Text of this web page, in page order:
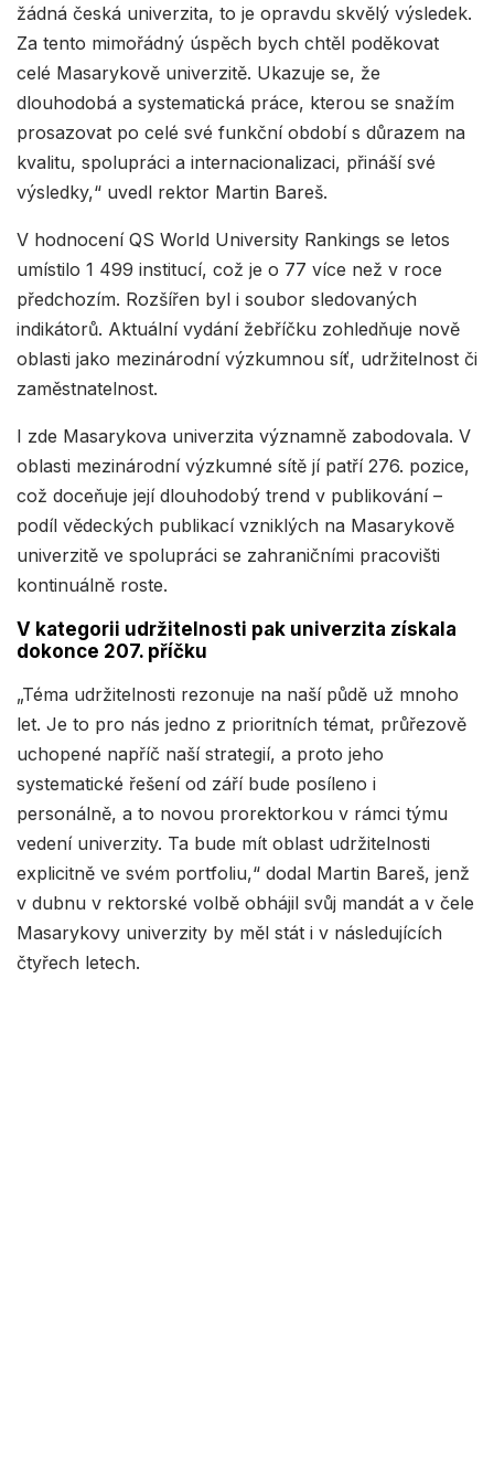
žádná česká univerzita, to je opravdu skvělý výsledek.
Za tento mimořádný úspěch bych chtěl poděkovat
celé Masarykově univerzitě. Ukazuje se, že
dlouhodobá a systematická práce, kterou se snažím
prosazovat po celé své funkční období s důrazem na
kvalitu, spolupráci a internacionalizaci, přináší své
výsledky,“ uvedl rektor Martin Bareš.
V hodnocení QS World University Rankings se letos
umístilo 1 499 institucí, což je o 77 více než v roce
předchozím. Rozšířen byl i soubor sledovaných
indikátorů. Aktuální vydání žebříčku zohledňuje nově
oblasti jako mezinárodní výzkumnou síť, udržitelnost či
zaměstnatelnost.
I zde Masarykova univerzita významně zabodovala. V
oblasti mezinárodní výzkumné sítě jí patří 276. pozice,
což doceňuje její dlouhodobý trend v publikování –
podíl vědeckých publikací vzniklých na Masarykově
univerzitě ve spolupráci se zahraničními pracovišti
kontinuálně roste.
V kategorii udržitelnosti pak univerzita získala
dokonce 207. příčku
„Téma udržitelnosti rezonuje na naší půdě už mnoho
let. Je to pro nás jedno z prioritních témat, průřezově
uchopené napříč naší strategií, a proto jeho
systematické řešení od září bude posíleno i
personálně, a to novou prorektorkou v rámci týmu
vedení univerzity. Ta bude mít oblast udržitelnosti
explicitně ve svém portfoliu,“ dodal Martin Bareš, jenž
v dubnu v rektorské volbě obhájil svůj mandát a v čele
Masarykovy univerzity by měl stát i v následujících
čtyřech letech.